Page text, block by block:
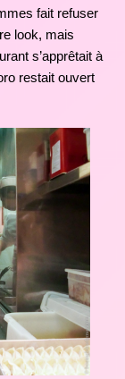
fait refuser
look, mais
s’apprêtait à
restait ouvert